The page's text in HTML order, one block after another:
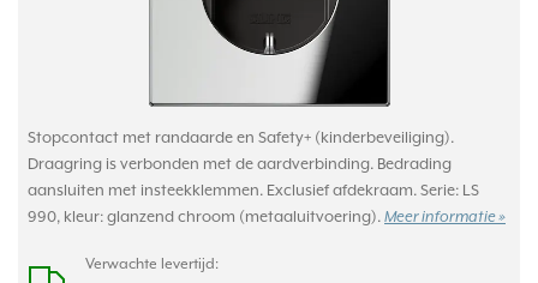
Stopcontact met randaarde en Safety+ (kinderbeveiliging).
Draagring is verbonden met de aardverbinding. Bedrading
aansluiten met insteekklemmen. Exclusief afdekraam. Serie: LS
990, kleur: glanzend chroom (metaaluitvoering). Meer informatie »
Verwachte levertijd: